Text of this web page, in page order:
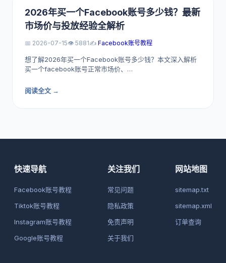
2026年买一个Facebook账号多少钱？最新
市场价与投放经验全解析
📅 2026-07-15👁️ 5881✍️ Facebook账号教程
想了解2026年买一个Facebook账号多少钱？本文深入解析
买一个facebook账号正常市场价、…
阅读全文 →
快速导航
Facebook账号教程
Tiktok账号教程
Instagram账号教程
Google账号教程
关注我们
常见问题
隐私政策
免责声明
关于我们
网站地图
sitemap.txt
sitemap.xml
订单查询